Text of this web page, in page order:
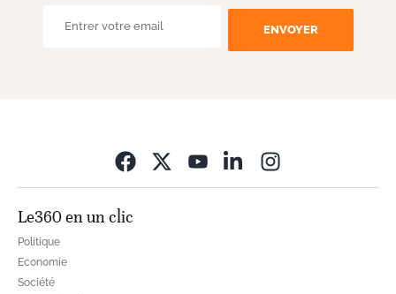
ENVOYER
Le360 en un clic
Politique
Economie
Société